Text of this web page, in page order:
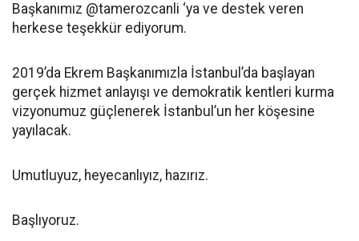
Başkanımız @tamerozcanli ‘ya ve destek veren
herkese teşekkür ediyorum.
2019’da Ekrem Başkanımızla İstanbul’da başlayan
gerçek hizmet anlayışı ve demokratik kentleri kurma
vizyonumuz güçlenerek İstanbul’un her köşesine
yayılacak.
Umutluyuz, heyecanlıyız, hazırız.
Başlıyoruz.